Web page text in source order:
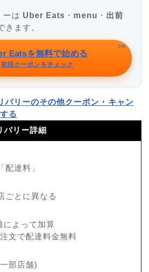
ーは Uber Eats ・ menu ・ 出前
きます。
Eatsを無料で始める
初回クーポンをチェック
PR
バリーのその他クーポン・キャン
る
バリー詳細
配達料」
ごとに異なる
によって加算
文で配達料金無料
部店舗)